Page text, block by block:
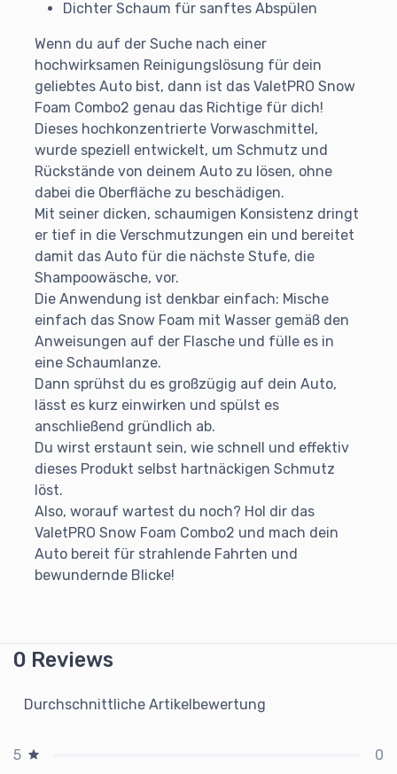
Dichter Schaum für sanftes Abspülen
Wenn du auf der Suche nach einer
hochwirksamen Reinigungslösung für dein
geliebtes Auto bist, dann ist das ValetPRO Snow
Foam Combo2 genau das Richtige für dich!
Dieses hochkonzentrierte Vorwaschmittel,
wurde speziell entwickelt, um Schmutz und
Rückstände von deinem Auto zu lösen, ohne
dabei die Oberfläche zu beschädigen.
Mit seiner dicken, schaumigen Konsistenz dringt
er tief in die Verschmutzungen ein und bereitet
damit das Auto für die nächste Stufe, die
Shampoowäsche, vor.
Die Anwendung ist denkbar einfach: Mische
einfach das Snow Foam mit Wasser gemäß den
Anweisungen auf der Flasche und fülle es in
eine Schaumlanze.
Dann sprühst du es großzügig auf dein Auto,
lässt es kurz einwirken und spülst es
anschließend gründlich ab.
Du wirst erstaunt sein, wie schnell und effektiv
dieses Produkt selbst hartnäckigen Schmutz
löst.
Also, worauf wartest du noch? Hol dir das
ValetPRO Snow Foam Combo2 und mach dein
Auto bereit für strahlende Fahrten und
bewundernde Blicke!
0 Reviews
Durchschnittliche Artikelbewertung
5
0